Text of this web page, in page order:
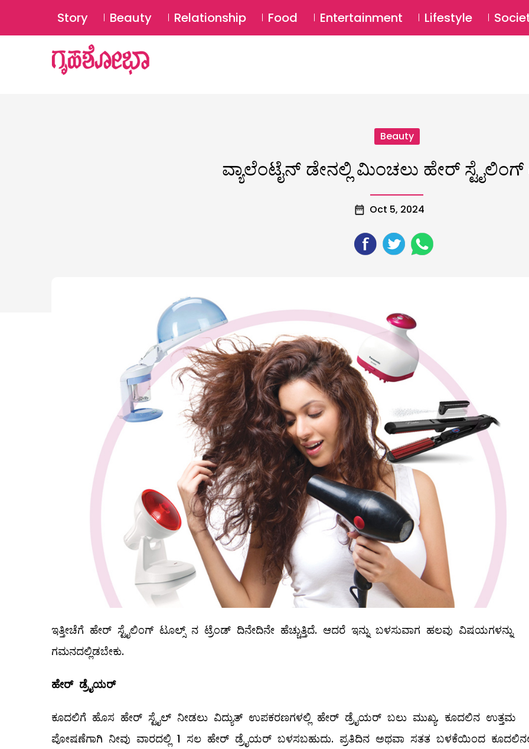
Story Beauty Relationship Food Entertainment Lifestyle
Beauty
ವ್ಯಾಲೆಂಟೈನ್ ಡೇನಲ್ಲಿ ಮಿಂಚಲು ಹೇರ್
Oct 5, 2024
‌ಇತ್ತೀಚೆಗೆ ಹೇರ್‌ ಸ್ಟೈಲಿಂಗ್‌ ಟೂಲ್ಸ್ ‌ನ ಟ್ರೆಂಡ್‌ ದಿನೇದಿನೇ ಹೆಚ್ಚುತ್ತಿದೆ. ಆದರೆ ಇನ್ನು ಬಳಸುವಾಗ ಹಲವು ವಿಷಯಗಳನ್ನು
ಗಮನದಲ್ಲಿಡಬೇಕು.
ಹೇರ್‌ ಡ್ರೈಯರ್
ಕೂದಲಿಗೆ ಹೊಸ ಹೇರ್‌ ಸ್ಟೈಲ್ ನೀಡಲು ವಿದ್ಯುತ್‌ ಉಪಕರಣಗಳಲ್ಲಿ ಹೇರ್‌ ಡ್ರೈಯರ್‌ ಬಲು ಮುಖ್ಯ. ಕೂದಲಿನ ಉತ್ತಮ
ಪೋಷಣೆಗಾಗಿ ನೀವು ವಾರದಲ್ಲಿ 1 ಸಲ ಹೇರ್‌ ಡ್ರೈಯರ್‌ ಬಳಸಬಹುದು. ಪ್ರತಿದಿನ ಅಥವಾ ಸತತ ಬಳಕೆಯಿಂದ